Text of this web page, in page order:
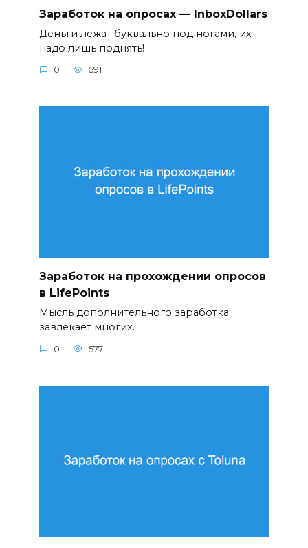
Заработок на опросах — InboxDollars
Деньги лежат буквально под ногами, их
надо лишь поднять!
0 591
Заработок на прохождении опросов
в LifePoints
Мысль дополнительного заработка
завлекает многих.
0 577